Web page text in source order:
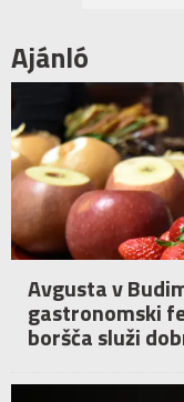
Ajánló
Avgusta v
gastronomski
boršča služi